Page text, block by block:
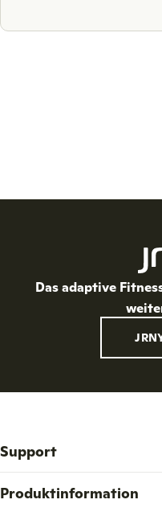
Das adaptive
Support
Produktinformation